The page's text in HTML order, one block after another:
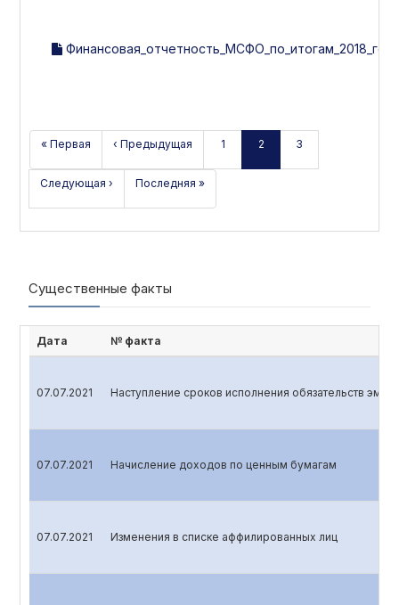
« Первая ‹ Предыдущая 1 2 3
Следующая › Последняя »
Существенные факты
Дата № факта
07.07.2021 Наступление сроков исполнения обязательств
07.07.2021 Начисление доходов по ценным бумагам
07.07.2021 Изменения в списке аффилированных лиц